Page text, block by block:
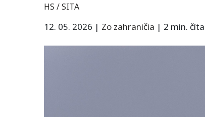
HS / SITA
12. 05. 2026 | Zo zahraničia | 2 min.